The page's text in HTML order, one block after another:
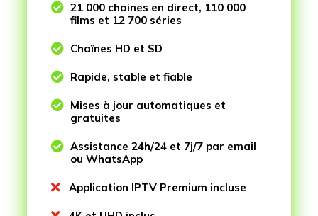
 21 000 chaines en direct, 110 000
films et 12 700 séries
 Chaînes HD et SD
 Rapide, stable et fiable
 Mises à jour automatiques et
gratuites
 Assistance 24h/24 et 7j/7 par email
ou WhatsApp
 Application IPTV Premium incluse